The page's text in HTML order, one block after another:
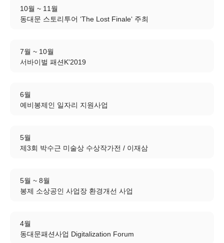
10월 ~ 11월
동대문 스토리투어 ‘The Lost Finale‘ 주최
7월 ~ 10월
서바이벌 패션K'2019
6월
예비봉제인 일자리 지원사업
5월
제3회 박수근 미술상 수상작가전 / 이재삼
5월 ~ 8월
봉제 소상공인 사업장 환경개선 사업
4월
동대문패션사업 Digitalization Forum